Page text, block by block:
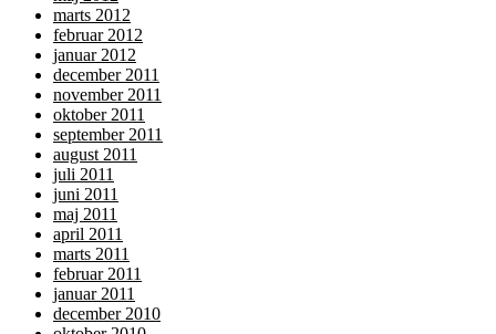
marts 2012
februar 2012
januar 2012
december 2011
november 2011
oktober 2011
september 2011
august 2011
juli 2011
juni 2011
maj 2011
april 2011
marts 2011
februar 2011
januar 2011
december 2010